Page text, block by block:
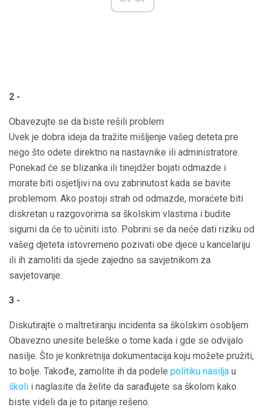
2 -
Obavezujte se da biste rešili problem
Uvek je dobra ideja da tražite mišljenje vašeg deteta pre
nego što odete direktno na nastavnike ili administratore.
Ponekad će se blizanka ili tinejdžer bojati odmazde i
morate biti osjetljivi na ovu zabrinutost kada se bavite
problemom. Ako postoji strah od odmazde, moraćete biti
diskretan u razgovorima sa školskim vlastima i budite
sigurni da će to učiniti isto. Pobrini se da neće dati riziku od
vašeg djeteta istovremeno pozivati ​​obe djece u kancelariju
ili ih zamoliti da sjede zajedno sa savjetnikom za
savjetovanje.
3 -
Diskutirajte o maltretiranju incidenta sa školskim osobljem
Obavezno unesite beleške o tome kada i gde se odvijalo
nasilje. Što je konkretnija dokumentacija koju možete pružiti,
to bolje. Takođe, zamolite ih da podele politiku nasilja u
školi i naglasite da želite da sarađujete sa školom kako
biste videli da je to pitanje rešeno.